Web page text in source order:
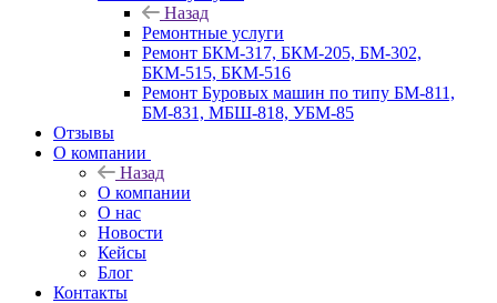
Назад
Ремонтные услуги
Ремонт БКМ-317, БКМ-205, БМ-302,
БКМ-515, БКМ-516
Ремонт Буровых машин по типу БМ-811,
БМ-831, МБШ-818, УБМ-85
Отзывы
О компании
Назад
О компании
О нас
Новости
Кейсы
Блог
Контакты